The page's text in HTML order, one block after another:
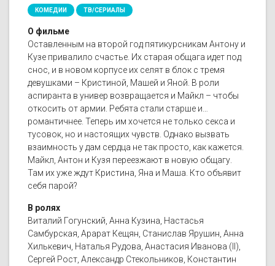
КОМЕДИИ ТВ/СЕРИАЛЫ
О фильме
Оставленным на второй год пятикурсникам Антону и
Кузе привалило счастье. Их старая общага идет под
снос, и в новом корпусе их селят в блок с тремя
девушками – Кристиной, Машей и Яной. В роли
аспиранта в универ возвращается и Майкл – чтобы
откосить от армии. Ребята стали старше и…
романтичнее. Теперь им хочется не только секса и
тусовок, но и настоящих чувств. Однако вызвать
взаимность у дам сердца не так просто, как кажется.
Майкл, Антон и Кузя переезжают в новую общагу.
Там их уже ждут Кристина, Яна и Маша. Кто объявит
себя парой?
В ролях
Виталий Гогунский, Анна Кузина, Настасья
Самбурская, Арарат Кещян, Станислав Ярушин, Анна
Хилькевич, Наталья Рудова, Анастасия Иванова (II),
Сергей Рост, Александр Стекольников, Константин